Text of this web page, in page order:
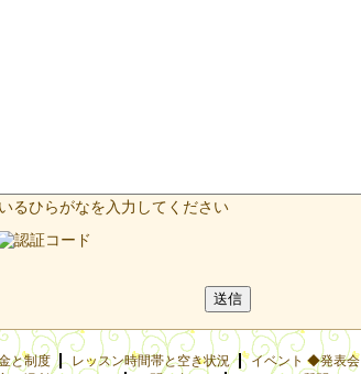
るひらがなを入力してください
と制度 レッスン時間帯と空き状況 イベント ◆発表会